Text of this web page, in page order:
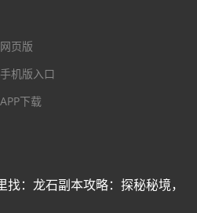
页版
机版入口
下载
：龙石副本攻略：探秘秘境，